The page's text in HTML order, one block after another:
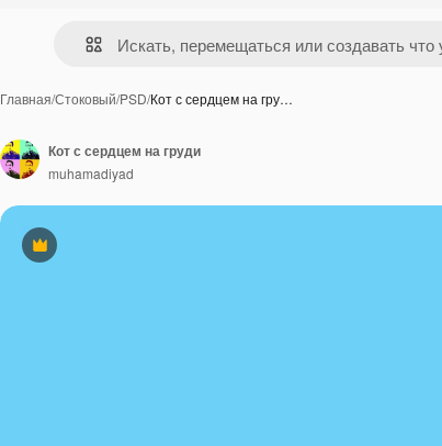
Главная/Стоковый/PSD/Кот с сердцем на гру…
Премиум
Кот с сердцем на груди
muhamadiyad